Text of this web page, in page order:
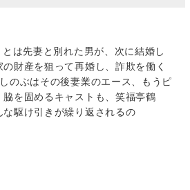
は先妻と別れた男が、次に結婚し
財産を狙って再婚し、詐欺を働く
のぶはその後妻業のエース、もうピ
を固めるキャストも、笑福亭鶴
駆け引きが繰り返されるの